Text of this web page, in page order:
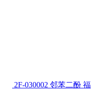
2F-030002 邻苯二酚 福